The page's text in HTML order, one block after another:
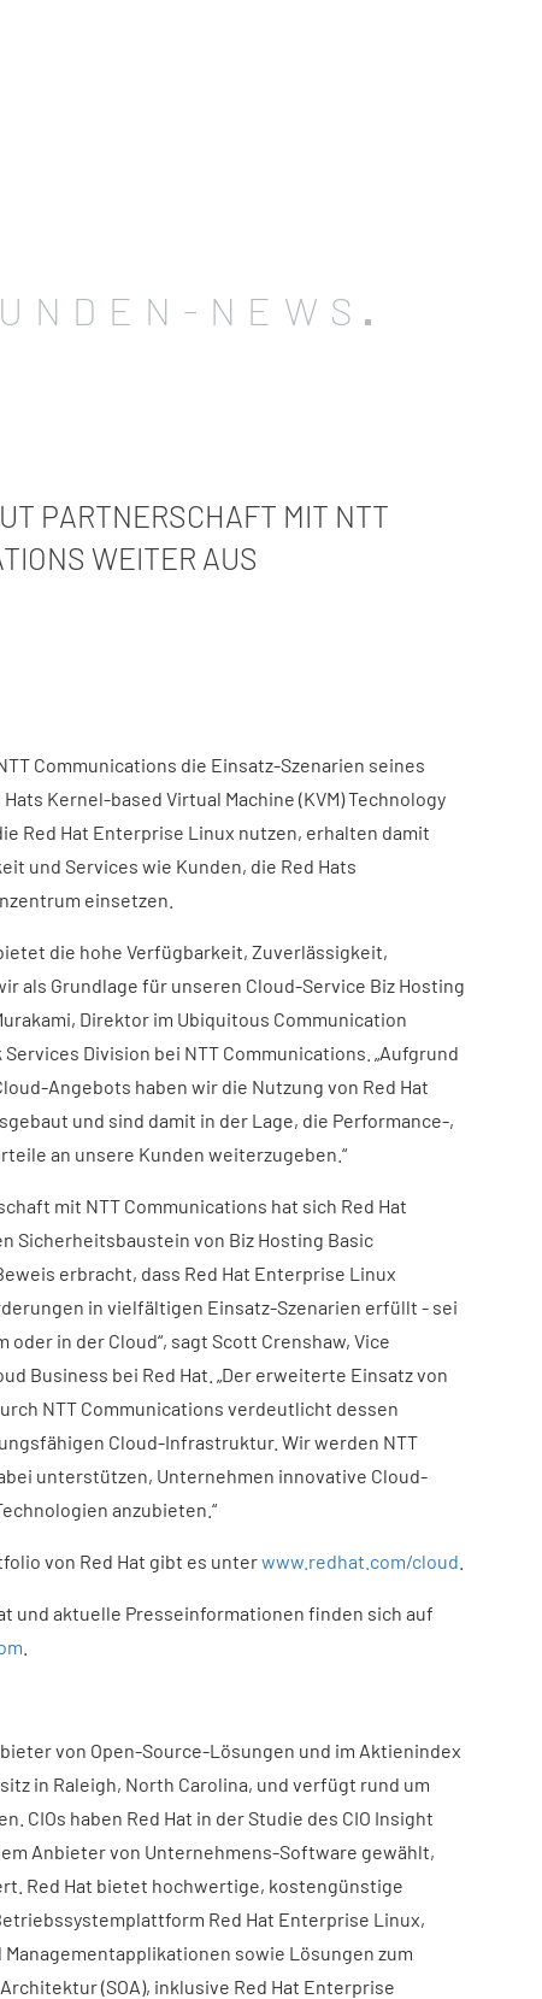
NEWS
PARTNERSCHAFT MIT NTT
WEITER AUS
Communications die Einsatz-Szenarien seines
Kernel-based Virtual Machine (KVM) Technology
Red Hat Enterprise Linux nutzen, erhalten damit
und Services wie Kunden, die Red Hats
einsetzen.
die hohe Verfügbarkeit, Zuverlässigkeit,
als Grundlage für unseren Cloud-Service Biz Hosting
Direktor im Ubiquitous Communication
Division bei NTT Communications. „Aufgrund
Angebots haben wir die Nutzung von Red Hat
und sind damit in der Lage, die Performance-,
an unsere Kunden weiterzugeben.“
mit NTT Communications hat sich Red Hat
Sicherheitsbaustein von Biz Hosting Basic
erbracht, dass Red Hat Enterprise Linux
in vielfältigen Einsatz-Szenarien erfüllt - sei
in der Cloud“, sagt Scott Crenshaw, Vice
Business bei Red Hat. „Der erweiterte Einsatz von
NTT Communications verdeutlicht dessen
Cloud-Infrastruktur. Wir werden NTT
unterstützen, Unternehmen innovative Cloud-
anzubieten.“
von Red Hat gibt es unterwww.redhat.com/cloud
und aktuelle Presseinformationen finden sich auf
von Open-Source-Lösungen und im Aktienindex
in Raleigh, North Carolina, und verfügt rund um
CIOs haben Red Hat in der Studie des CIO Insight
Anbieter von Unternehmens-Software gewählt,
Red Hat bietet hochwertige, kostengünstige
Red Hat Enterprise Linux,
sowie Lösungen zum
(SOA), inklusive Red Hat Enterprise